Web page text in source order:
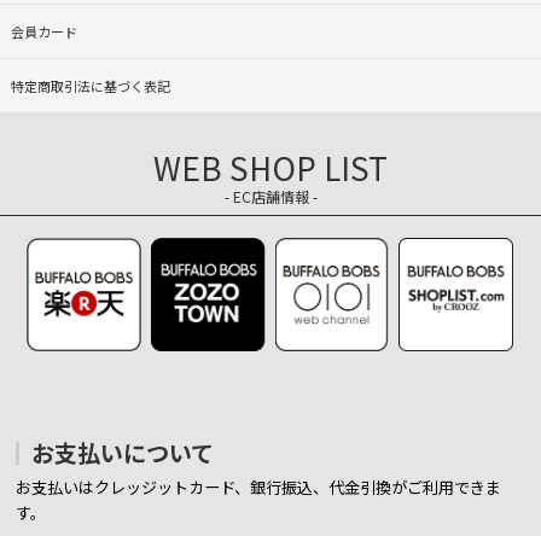
会員カード
特定商取引法に基づく表記
WEB SHOP LIST
- EC店舗情報 -
お支払いについて
お支払いはクレッジットカード、銀行振込、代金引換がご利用できま
す。